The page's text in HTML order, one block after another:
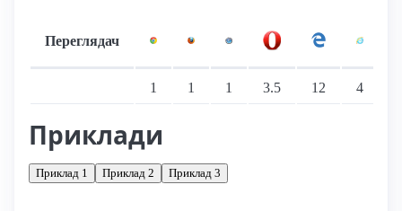
Переглядач
1 1 1 3.5 12 4
Приклади
Приклад 1 Приклад 2 Приклад 3